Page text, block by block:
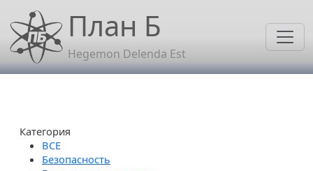
Перейти к основному содержанию
План Б
Hegemon Delenda Est
Категория
Безопасность